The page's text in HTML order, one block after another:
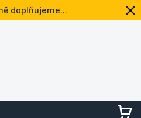
doplňujeme...